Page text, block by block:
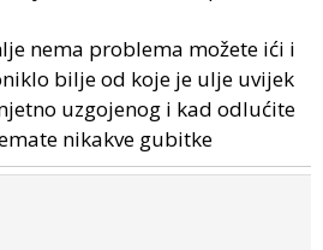
nema problema možete ići i
bilje od koje je ulje uvijek
uzgojenog i kad odlućite
nikakve gubitke